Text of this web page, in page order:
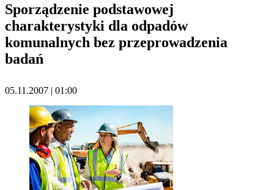
Sporządzenie podstawowej
charakterystyki dla odpadów
komunalnych bez przeprowadzenia
badań
05.11.2007 | 01:00